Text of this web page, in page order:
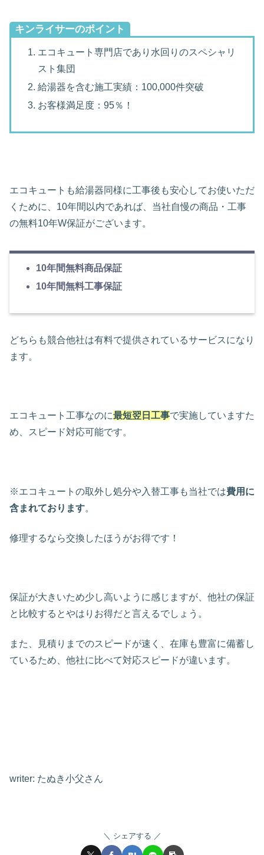
キンライサーのポイント
エコキュート専門店であり水回りのスペシャリ
スト集団
給湯器を含む施工実績：100,000件突破
お客様満足度：95％！
エコキュートも給湯器同様に工事後も安心してお使いただ
くために、10年間以内であれば、当社自慢の商品・工事
の無料10年W保証がございます。
10年間無料商品保証
10年間無料工事保証
どちらも競合他社は有料で提供されているサービスになり
ます。
エコキュート工事なのに最短翌日工事で実施していますた
め、スピード対応可能です。
※エコキュートの取外し処分や入替工事も当社では費用に
含まれております。
修理するなら交換したほうがお得です！
保証が大きいため少し高いように感じますが、他社の保証
と比較するとやはりお得だと言えるでしょう。
また、見積りまでのスピードが速く、在庫も豊富に備蓄し
ているため、他社に比べて対応スピードが違います。
writer: たぬき小父さん
シェアする